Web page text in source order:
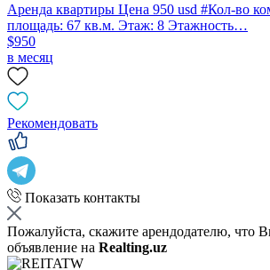
Аренда квартиры Цена 950 usd #Кол-во
площадь: 67 кв.м. Этаж: 8 Этажность…
$950
в месяц
Рекомендовать
Показать контакты
Пожалуйста, скажите арендодателю, что
объявление на Realting.uz